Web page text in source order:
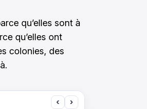
qu’elles sont à
qu’elles ont
colonies, des
‹ ›